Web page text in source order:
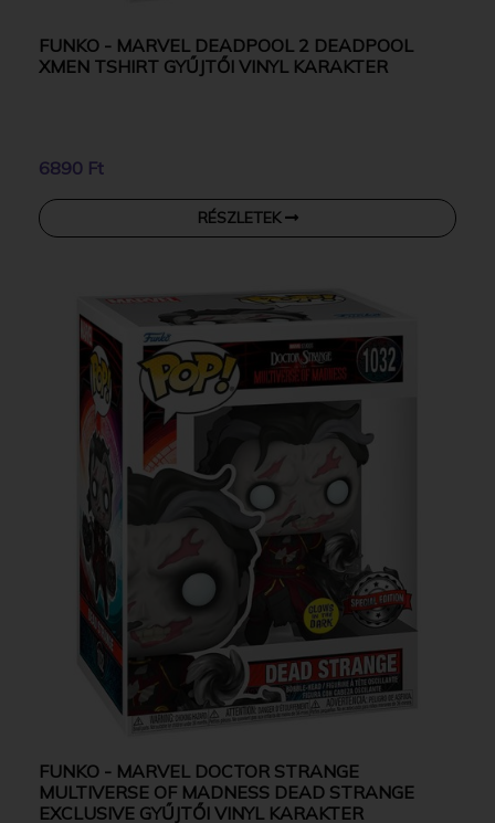
FUNKO - MARVEL DEADPOOL 2 DEADPOOL
XMEN TSHIRT GYŰJTŐI VINYL KARAKTER
6890 Ft
RÉSZLETEK
FUNKO - MARVEL DOCTOR STRANGE
MULTIVERSE OF MADNESS DEAD STRANGE
EXCLUSIVE GYŰJTŐI VINYL KARAKTER